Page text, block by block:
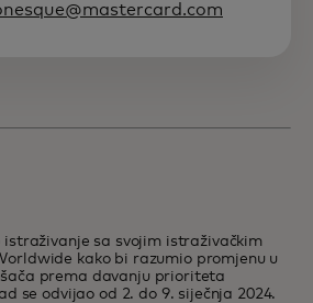
sa svojim istraživačkim
kako bi razumio promjenu u
prema davanju prioriteta
se odvijao od 2. do 9. siječnja 2024.